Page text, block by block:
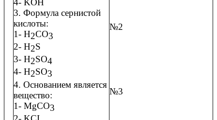
4- KOH
3. Формула сернистой
кислоты:
1- H2CO3
2- H2S
3- H2SO4
4- H2SO3
4. Основанием является
вещество:
1- MgCO3
№2
№3